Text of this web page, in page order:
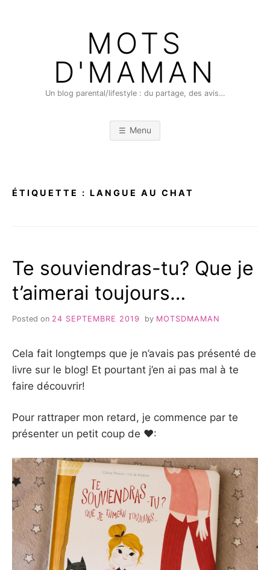
MOTS
D'MAMAN
Un blog parental/lifestyle : du partage, des avis…
Menu
ÉTIQUETTE : LANGUE AU CHAT
Te souviendras-tu? Que je
t’aimerai toujours…
Posted on 24 SEPTEMBRE 2019 by MOTSDMAMAN
Cela fait longtemps que je n’avais pas présenté de
livre sur le blog! Et pourtant j’en ai pas mal à te
faire découvrir!
Pour rattraper mon retard, je commence par te
présenter un petit coup de ❤: